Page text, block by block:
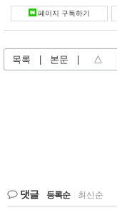
페이지 구독하기
목록 | 본문 | △
댓글 등록순 최신순